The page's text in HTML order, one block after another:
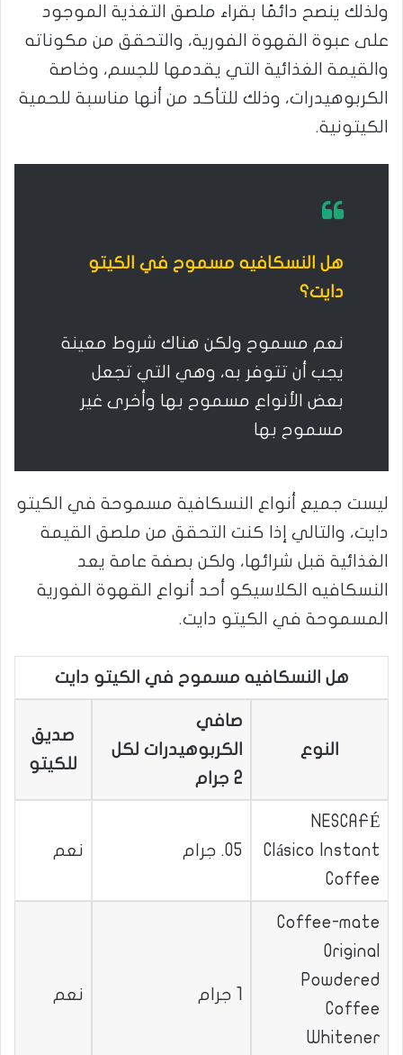
ولذلك ينصح دائمًا بقراء ملصق التغذية الموجود
على عبوة القهوة الفورية، والتحقق من مكوناته
والقيمة الغذائية التي يقدمها للجسم، وخاصة
الكربوهيدرات، وذلك للتأكد من أنها مناسبة للحمية
الكيتونية.
هل النسكافيه مسموح في الكيتو
دايت؟
نعم مسموح ولكن هناك شروط معينة
يجب أن تتوفر به، وهي التي تجعل
بعض الأنواع مسموح بها وأخرى غير
مسموح بها
ليست جميع أنواع النسكافية مسموحة في الكيتو
دايت، والتالي إذا كنت التحقق من ملصق القيمة
الغذائية قبل شرائها، ولكن بصفة عامة يعد
النسكافيه الكلاسيكو أحد أنواع القهوة الفورية
المسموحة في الكيتو دايت.
هل النسكافيه مسموح في الكيتو دايت
النوع
صافي
الكربوهيدرات لكل
2 جرام
صديق
للكيتو
NESCAFÉ
Clásico Instant
Coffee
05. جرام نعم
Coffee-mate
Original
Powdered
Coffee
Whitener
1 جرام نعم